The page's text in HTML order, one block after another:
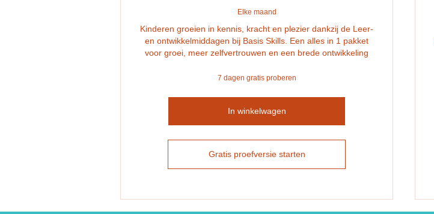
Elke maand
Kinderen groeien in kennis, kracht en plezier dankzij de Leer-
en ontwikkelmiddagen bij Basis Skills. Een alles in 1 pakket
voor groei, meer zelfvertrouwen en een brede ontwikkeling
7 dagen gratis proberen
In winkelwagen
Gratis proefversie starten